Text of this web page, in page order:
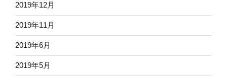
2019年12月
2019年11月
2019年6月
2019年5月